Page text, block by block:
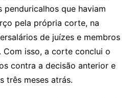
que haviam
pela própria corte, na
de juízes e membros
Com isso, a corte conclui o
contra a decisão anterior e
três meses atrás.